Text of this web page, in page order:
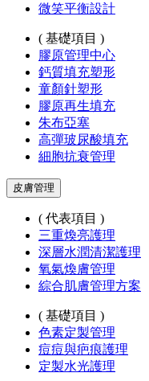
微笑平衡設計
( 基礎項目 )
膠原管理中心
鈣質填充塑形
童顏針塑形
膠原再生填充
朱布亞塞
高彈玻尿酸填充
細胞抗衰管理
皮膚管理
( 代表項目 )
三重煥亮護理
深層水潤清潔護理
氧氣煥膚管理
綜合肌膚管理方案
( 基礎項目 )
色素定製管理
痘痘與疤痕護理
定製水光護理